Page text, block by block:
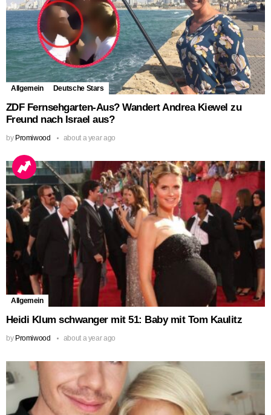
Allgemein Deutsche Stars
ZDF Fernsehgarten-Aus? Wandert Andrea Kiewel zu
Freund nach Israel aus?
by Promiwood about a year ago
Allgemein
Heidi Klum schwanger mit 51: Baby mit Tom Kaulitz
by Promiwood about a year ago